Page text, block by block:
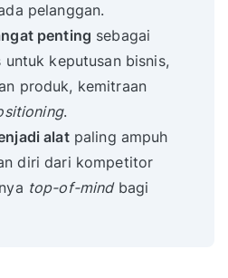
pelanggan.
penting sebagai
keputusan bisnis,
produk, kemitraan
.
alatpaling ampuh
diri dari kompetitor
top-of-mindbagi